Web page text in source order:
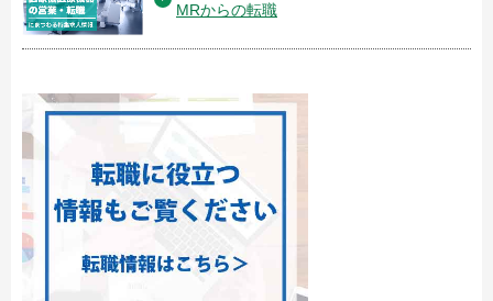
MRからの転職